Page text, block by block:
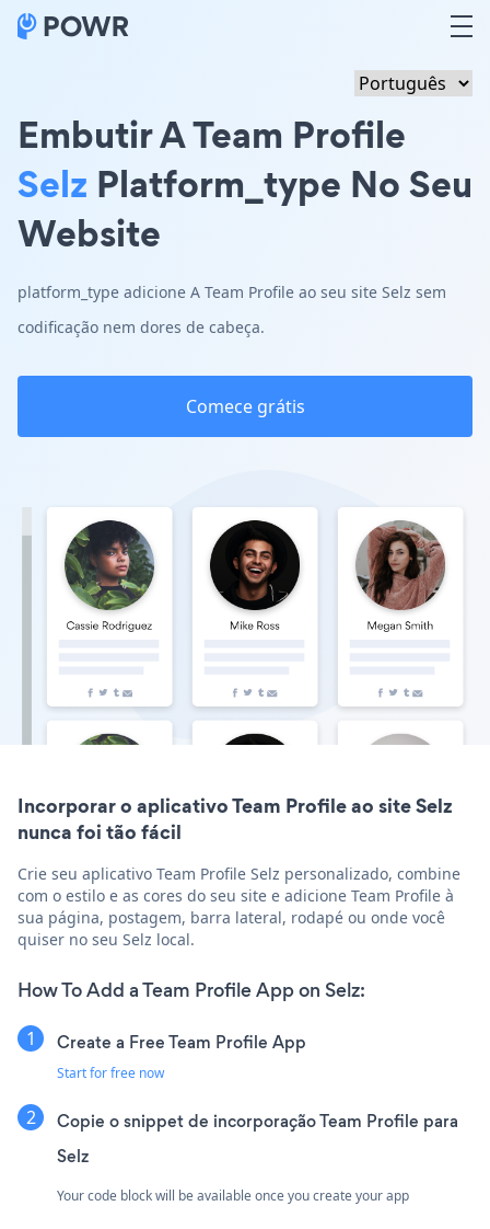
Embutir A Team Profile
Selz Platform_type No Seu
Website
platform_type adicione A Team Profile ao seu site Selz sem
codificação nem dores de cabeça.
Comece grátis
Incorporar o aplicativo Team Profile ao site Selz
nunca foi tão fácil
Crie seu aplicativo Team Profile Selz personalizado, combine
com o estilo e as cores do seu site e adicione Team Profile à
sua página, postagem, barra lateral, rodapé ou onde você
quiser no seu Selz local.
How To Add a Team Profile App on Selz:
Create a Free Team Profile App
Start for free now
Copie o snippet de incorporação Team Profile para
Selz
Your code block will be available once you create your app